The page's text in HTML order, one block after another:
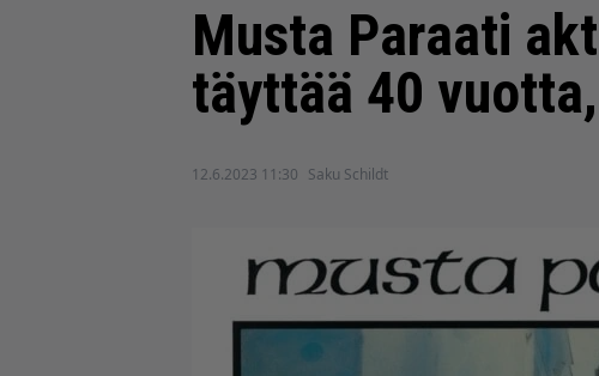
Musta Paraati
täyttää 40
12.6.2023 11:30 Saku Schildt